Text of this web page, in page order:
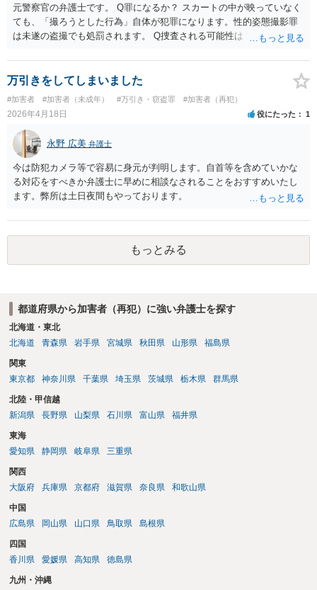
元警察官の弁護士です。 Q罪になるか？ スカートの中が映っていなく
ても、「撮ろうとした行為」自体が犯罪になります。性的姿態撮影罪
は未遂の盗撮でも処罰されます。 Q捜査される可能性は？ 女性Bも気
ものの、もし、コンビニがカメラ映像を確認して警察に届け出た場
合、捜査が始まる可能性は十分あります。 マスクをしていても、身
長・体型・服装・歩き方などから身元が特定されることがあります。
また、ポイントカードやクレジットカード、駅でのICカード利用など
から個人情報が分かることもあります。 Qスマホを捨てたことは有
利？ 証拠が減るのは事実ですが、防犯カメラの映像が確認されれば、
盗撮の実行行為が立証できる可能性も高いです。 証拠が少ない＝捜査
されないとは言い切れません。 また、証拠を意図的に隠滅したと判断
されれば、むしろ不利になる可能性もあります。 Q被害者の届け出が
なくても捜査される？ 一応、性的姿態撮影罪は被害者の届け出がなく
ても警察が動ける犯罪です。 ただ、実際には被害者本人からの届出が
なければ警察は捜査には消極的な傾向があります。 友人Aには、ご心
配であれば最寄りの弁護士に相談することをお勧めください。
万引きをしてしまいました
#加害者 #加害者（未成年） #万引き・窃盗罪 #加害者（再犯）
2026年4月18日 役にたった 1
永野 広美 弁護士
今は防犯カメラ等で容易に身元が判明します。自首等を含めていかな
る対応をすべきか弁護士に早めに相談なされることをおすすめいたし
ます。弊所は土日夜間もやっております。
もっとみる
都道府県から加害者（再犯）に強い弁護士を探す
北海道・東北
北海道
青森県 岩手県 宮城県 秋田県 山形県 福島県
関東
東京都
神奈川県 千葉県 埼玉県 茨城県 栃木県 群馬県
北陸・甲信越
新潟県
長野県 山梨県 石川県 富山県 福井県
東海
愛知県
静岡県 岐阜県 三重県
関西
大阪府
兵庫県 京都府 滋賀県 奈良県 和歌山県
中国
広島県
岡山県 山口県 鳥取県 島根県
四国
香川県
愛媛県 高知県 徳島県
九州・沖縄